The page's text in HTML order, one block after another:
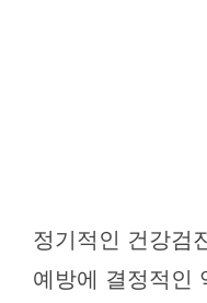
정기적인 건강검
예방에 결정적인